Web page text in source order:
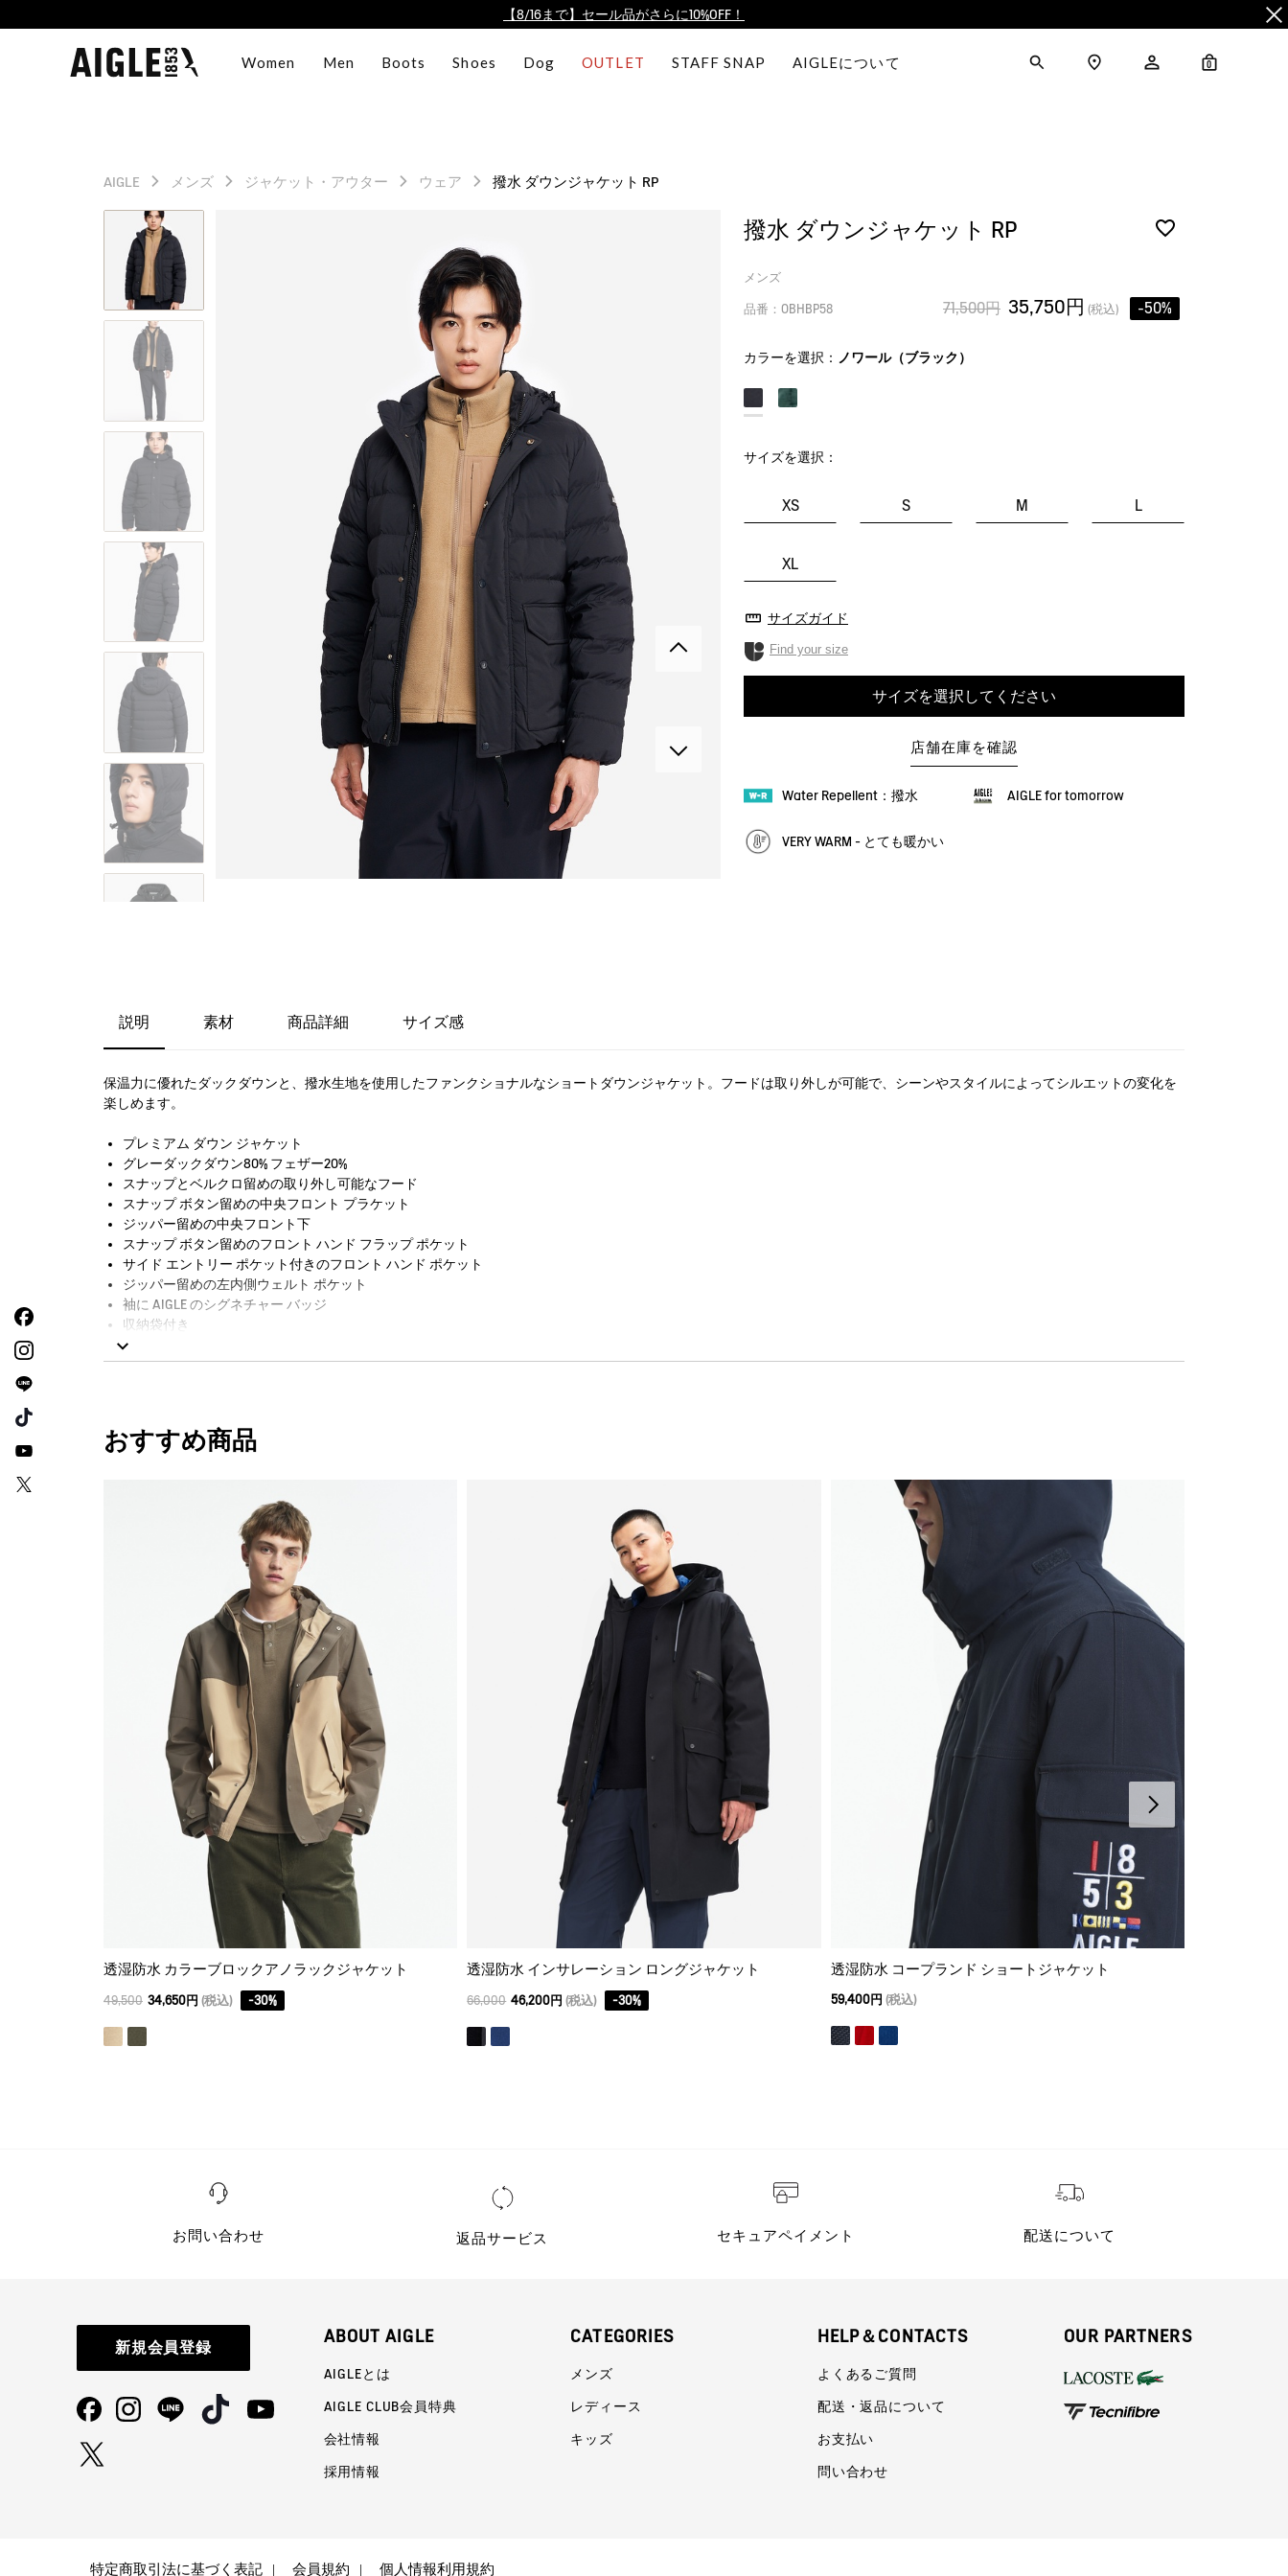
【最大50%OFF】FINAL SALEがスタート！
ログイン/会員登録で送料＆返品無料
ログイン/会員登録で送料＆返品無料
Women Men Boots Shoes Dog OUTLET STAFF SNAP AIGLEについて 0
AIGLE メンズ ジャケット・アウター ウェア 撥水 ダウンジャケット RP
撥水 ダウンジャケット RP
メンズ
品番：OBHBP58 71,500円 35,750円 (税込) -50%
カラーを選択： ノワール（ブラック）
サイズを選択：
XS S M L
XL
サイズガイド
Find your size
サイズを選択してください
店舗在庫を確認
Water Repellent：撥水 AIGLE for tomorrow
VERY WARM - とても暖かい
説明 素材 商品詳細 サイズ感
保温力に優れたダックダウンと、撥水生地を使用したファンクショナルなショートダウンジャケット。フードは取り外しが可能で、シーンやスタイルによってシルエットの変化を
楽しめます。
プレミアム ダウン ジャケット
グレーダックダウン80% フェザー20%
スナップとベルクロ留めの取り外し可能なフード
スナップ ボタン留めの中央フロント プラケット
ジッパー留めの中央フロント下
スナップ ボタン留めのフロント ハンド フラップ ポケット
サイド エントリー ポケット付きのフロント ハンド ポケット
ジッパー留めの左内側ウェルト ポケット
袖に AIGLE のシグネチャー バッジ
収納袋付き
撥水
AIGLE FOR TOMORROW（再生素材や環境に配慮した生産背景を持つ商品）
おすすめ商品
透湿防水 カラーブロックアノラックジャケット
49,500 34,650円 (税込) -30%
透湿防水 インサレーション ロングジャケット
66,000 46,200円 (税込) -30%
透湿防水 コープランド ショートジャケット
59,400円 (税込)
お問い合わせ 返品サービス セキュアペイメント 配送について
新規会員登録
ABOUT AIGLE
AIGLEとは
AIGLE CLUB会員特典
会社情報
採用情報
CATEGORIES
メンズ
レディース
キッズ
HELP＆CONTACTS
よくあるご質問
配送・返品について
お支払い
問い合わせ
OUR PARTNERS
特定商取引法に基づく表記 会員規約 個人情報利用規約